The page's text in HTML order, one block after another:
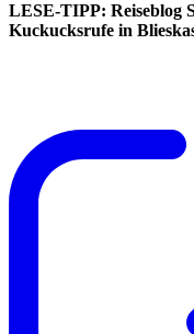
LESE-TIPP: Reiseblog
Kuckucksrufe in